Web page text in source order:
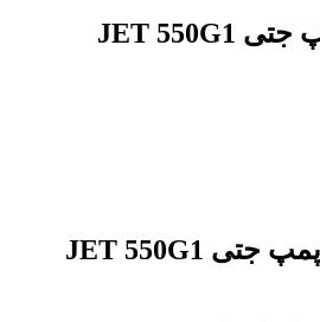
استاندارد های پمپ جتی JET 550G1
مشخصات موتور پمپ جتی JET 550G1